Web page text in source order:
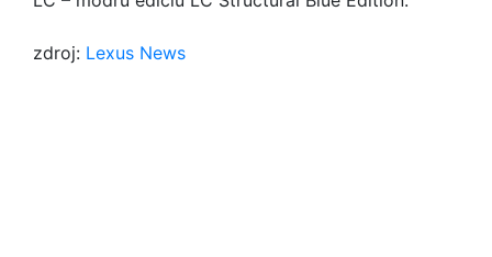
zdroj: Lexus News